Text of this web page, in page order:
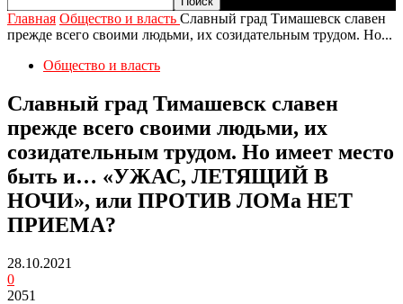
Главная Общество и власть Славный град Тимашевск славен
прежде всего своими людьми, их созидательным трудом. Но...
Общество и власть
Славный град Тимашевск славен
прежде всего своими людьми, их
созидательным трудом. Но имеет место
быть и… «УЖАС, ЛЕТЯЩИЙ В
НОЧИ», или ПРОТИВ ЛОМа НЕТ
ПРИЕМА?
28.10.2021
0
2051